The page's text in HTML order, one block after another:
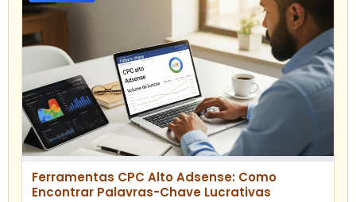
Ferramentas CPC Alto Adsense: Como
Encontrar Palavras-Chave Lucrativas